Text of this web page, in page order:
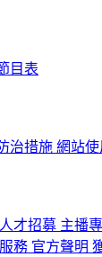
目表
治措施 網站
人才招募 主播
務 官方聲明